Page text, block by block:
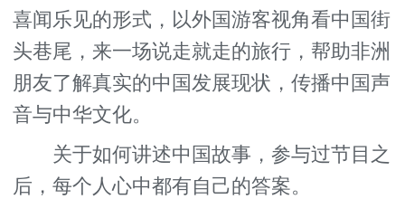
喜闻乐见的形式，以外国游客视角看中国街
头巷尾，来一场说走就走的旅行，帮助非洲
朋友了解真实的中国发展现状，传播中国声
音与中华文化。
关于如何讲述中国故事，参与过节目之
后，每个人心中都有自己的答案。